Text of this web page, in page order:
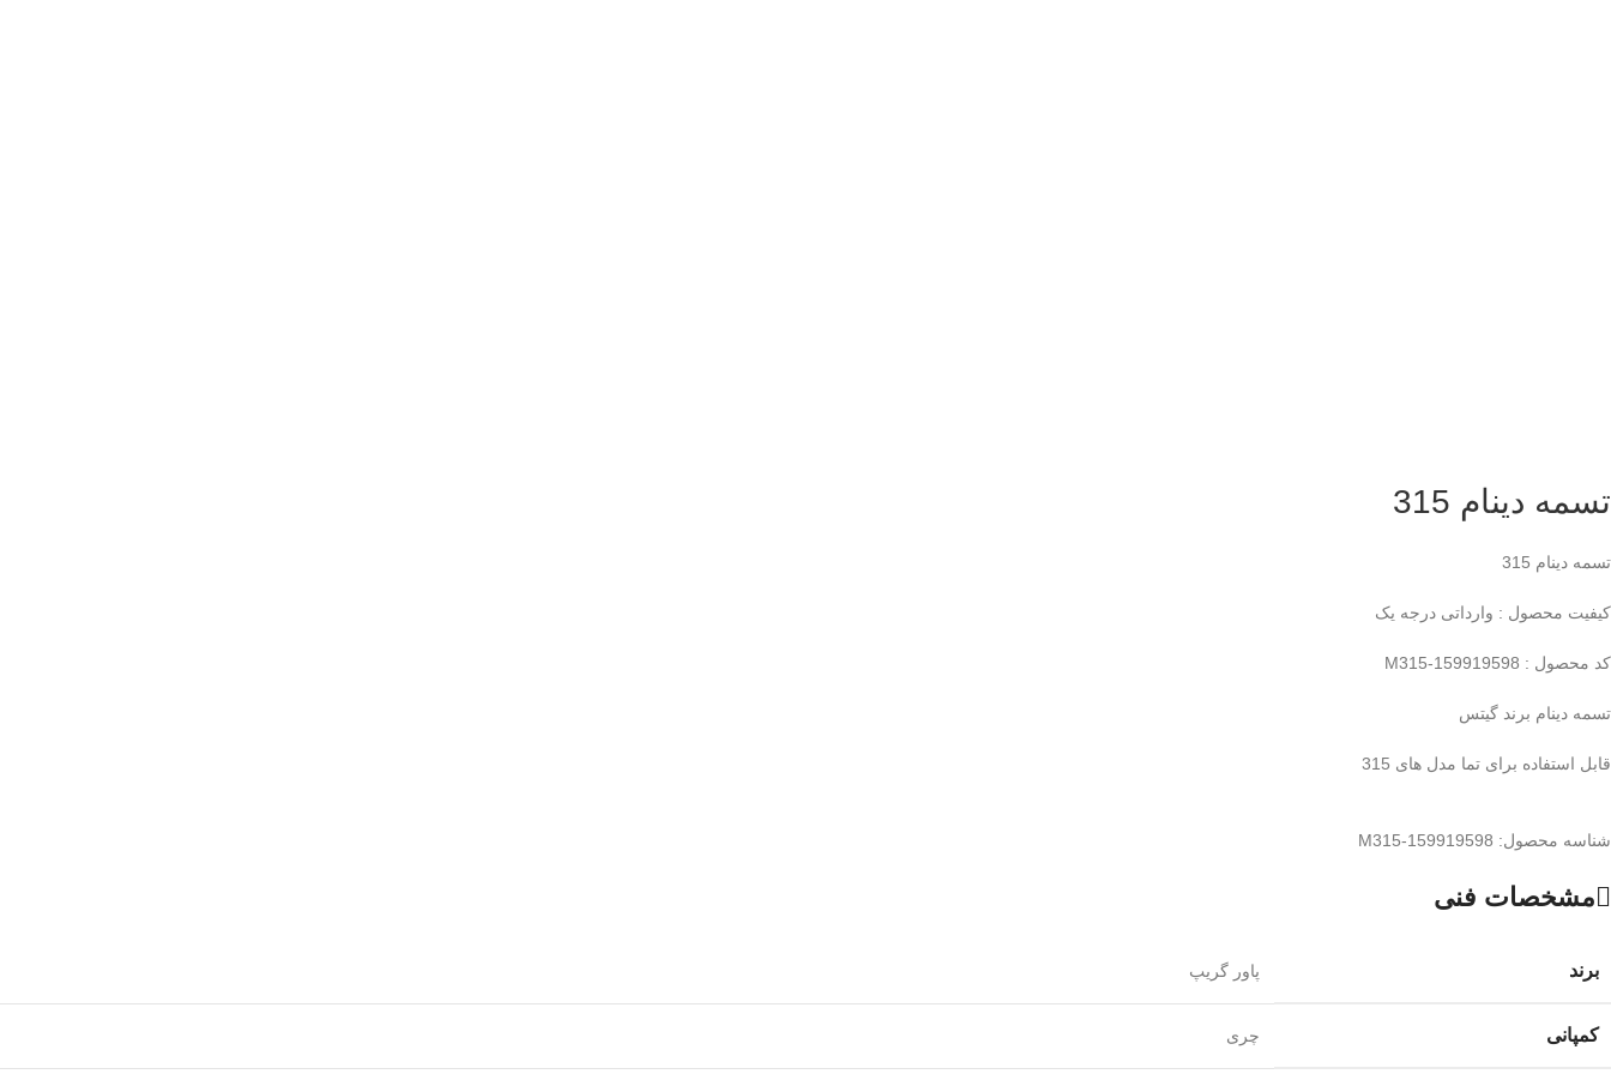
تسمه دینام 315
تسمه دینام 315
کیفیت محصول : وارداتی درجه یک
کد محصول : M315-159919598
تسمه دینام برند گیتس
قابل استفاده برای تما مدل های 315
شناسه محصول: M315-159919598
مشخصات فنی
برند پاور گریپ
کمپانی چری